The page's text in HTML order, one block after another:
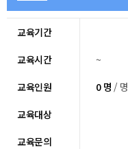
교육기간
교육시간
~
교육인원
0 명 / 명
교육대상
교육문의